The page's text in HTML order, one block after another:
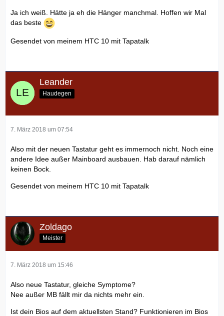
Ja ich weiß. Hätte ja eh die Hänger manchmal. Hoffen wir Mal
das beste
Gesendet von meinem HTC 10 mit Tapatalk
Leander
Haudegen
7. März 2018 um 07:54
Also mit der neuen Tastatur geht es immernoch nicht. Noch eine
andere Idee außer Mainboard ausbauen. Hab darauf nämlich
keinen Bock.
Gesendet von meinem HTC 10 mit Tapatalk
Zoldago
Meister
7. März 2018 um 15:46
Also neue Tastatur, gleiche Symptome?
Nee außer MB fällt mir da nichts mehr ein.
Ist dein Bios auf dem aktuellsten Stand? Funktionieren im Bios